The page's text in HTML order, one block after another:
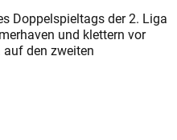
Doppelspieltags der 2. Liga
und klettern vor
den zweiten